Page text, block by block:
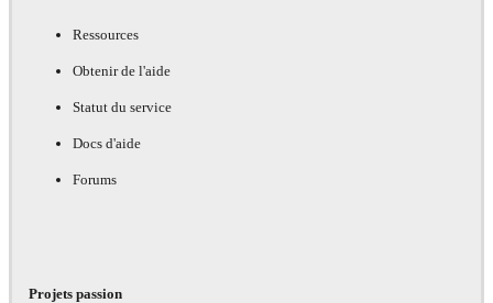
Ressources
Obtenir de l'aide
Statut du service
Docs d'aide
Forums
Projets passion